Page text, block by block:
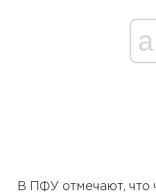
В ПФУ отмечают, что